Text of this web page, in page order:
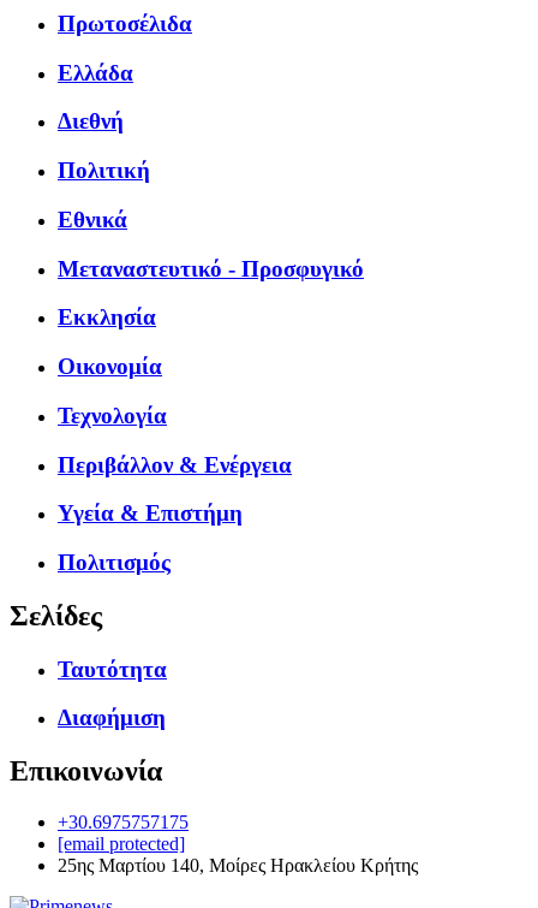
Πρωτοσέλιδα
Ελλάδα
Διεθνή
Πολιτική
Εθνικά
Μεταναστευτικό - Προσφυγικό
Εκκλησία
Οικονομία
Τεχνολογία
Περιβάλλον & Ενέργεια
Υγεία & Επιστήμη
Πολιτισμός
Σελίδες
Ταυτότητα
Διαφήμιση
Επικοινωνία
+30.6975757175
[email protected]
25ης Μαρτίου 140, Μοίρες Ηρακλείου Κρήτης